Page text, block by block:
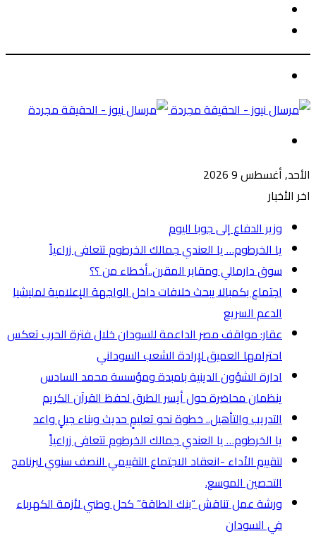
عن
الأحد, أغسطس 9 2026
اخر الأخبار
وزير الدفاع إلى جوبا اليوم
يا الخرطوم… يا العندي جمالك الخرطوم تتعافى زراعياً
سوق دارمالي ومقابر المقرن..أخطاء من ؟؟
اجتماع بكمبالا يبحث خلافات داخل الواجهة الإعلامية لمليشيا
الدعم السريع
عقار: مواقف مصر الداعمة للسودان خلال فترة الحرب تعكس
احترامها العميق لإرادة الشعب السوداني
ادارة الشؤون الدينية بامبدة ومؤسسة محمد السادس
ينظمان محاضرة حول أيسر الطرق لحفظ القرآن الكريم
التدريب والتأهيل.. خطوة نحو تعليمٍ حديث وبناء جيلٍ واعد
يا الخرطوم… يا العندي جمالك الخرطوم تتعافى زراعياً
لتقييم الأداء -انعقاد الاجتماع التقييمي النصف سنوي لبرنامج
التحصين الموسع.
ورشة عمل تناقش “بنك الطاقة” كحل وطني لأزمة الكهرباء
في السودان